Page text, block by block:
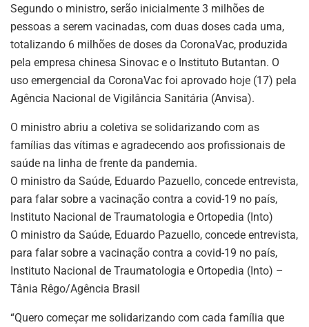
Segundo o ministro, serão inicialmente 3 milhões de
pessoas a serem vacinadas, com duas doses cada uma,
totalizando 6 milhões de doses da CoronaVac, produzida
pela empresa chinesa Sinovac e o Instituto Butantan. O
uso emergencial da CoronaVac foi aprovado hoje (17) pela
Agência Nacional de Vigilância Sanitária (Anvisa).
O ministro abriu a coletiva se solidarizando com as
famílias das vítimas e agradecendo aos profissionais de
saúde na linha de frente da pandemia.
O ministro da Saúde, Eduardo Pazuello, concede entrevista,
para falar sobre a vacinação contra a covid-19 no país,
Instituto Nacional de Traumatologia e Ortopedia (Into)
O ministro da Saúde, Eduardo Pazuello, concede entrevista,
para falar sobre a vacinação contra a covid-19 no país,
Instituto Nacional de Traumatologia e Ortopedia (Into) –
Tânia Rêgo/Agência Brasil
“Quero começar me solidarizando com cada família que